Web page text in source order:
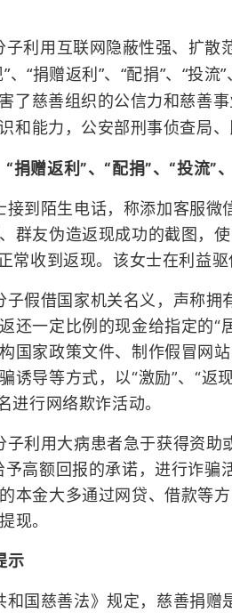
子利用互联网隐蔽性强、扩
、“捐赠返利”、“配捐”、“投
了慈善组织的公信力和慈善
和能力，公安部刑事侦查局
捐赠返利”、“配捐”、“投流”
接到陌生电话，称添加客服
群友伪造返现成功的截图，
常收到返现。该女士在利益
子假借国家机关名义，声称
还一定比例的现金给指定的
国家政策文件、制作假冒网
诱导等方式，以“激励”、“返
进行网络欺诈活动。
利用大病患者急于获得资助
予高额回报的承诺，进行诈
本金大多通过网贷、借款等
现。
示
和国慈善法》规定，慈善捐